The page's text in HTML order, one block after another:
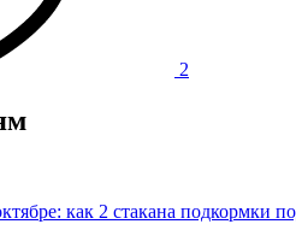
2
как 2 стакана подкормки